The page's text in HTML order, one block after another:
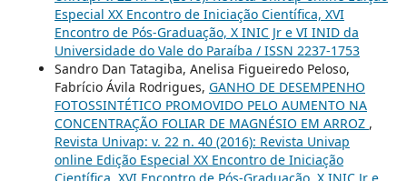
Especial XX Encontro de Iniciação Científica, XVI
Encontro de Pós-Graduação, X INIC Jr e VI INID da
Universidade do Vale do Paraíba / ISSN 2237-1753
Sandro Dan Tatagiba, Anelisa Figueiredo Peloso,
Fabrício Ávila Rodrigues, GANHO DE DESEMPENHO
FOTOSSINTÉTICO PROMOVIDO PELO AUMENTO NA
CONCENTRAÇÃO FOLIAR DE MAGNÉSIO EM ARROZ ,
Revista Univap: v. 22 n. 40 (2016): Revista Univap
online Edição Especial XX Encontro de Iniciação